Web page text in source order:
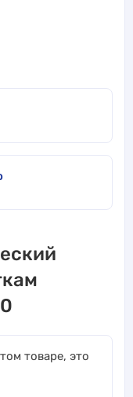
товаре, это